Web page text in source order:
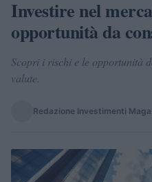
Investire nel
opportunità da
Scopri i rischi e le opportunità
valute.
Redazione Investimenti